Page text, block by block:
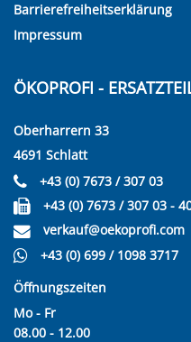
Barrierefreiheitserklärung
Impressum
ÖKOPROFI -
Oberharrern 33
4691 Schlatt
+43 (0) 7673 / 307 03
+43 (0) 7673 / 307 03 -
verkauf@oekoprofi.com
+43 (0) 699 / 1098 3717
Öffnungszeiten
Mo - Fr
08.00 - 12.00